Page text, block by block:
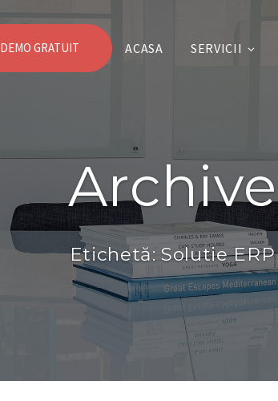
DEMO GRATUIT ACASA SERVICII
Archive
Etichetă:Solutie ERP